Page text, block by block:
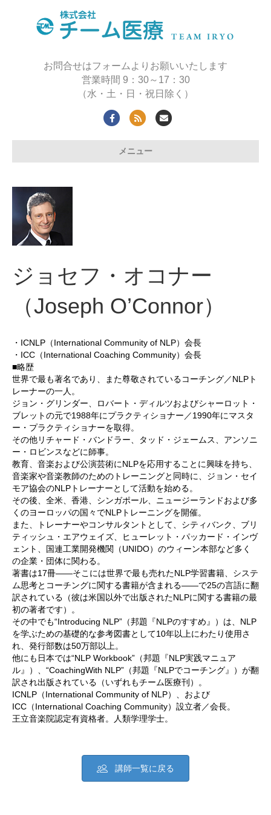
お問合せはフォームよりお願いいたします
営業時間 9：30～17：30
（水・土・日・祝日除く）
Facebook
Rss Email
メニュー
ジョセフ・オコナー
（Joseph O’Connor）
・ICNLP（International Community of NLP）会長
・ICC（International Coaching Community）会長
■略歴
世界で最も著名であり、また尊敬されているコーチング／NLPト
レーナーの一人。
ジョン・グリンダー、ロバート・ディルツおよびシャーロット・
ブレットの元で1988年にプラクティショナー／1990年にマスタ
ー・プラクティショナーを取得。
その他リチャード・バンドラー、タッド・ジェームス、アンソニ
ー・ロビンスなどに師事。
教育、音楽および公演芸術にNLPを応用することに興味を持ち、
音楽家や音楽教師のためのトレーニングと同時に、ジョン・セイ
モア協会のNLPトレーナーとして活動を始める。
その後、全米、香港、シンガポール、ニュージーランドおよび多
くのヨーロッパの国々でNLPトレーニングを開催。
また、トレーナーやコンサルタントとして、シティバンク、ブリ
ティッシュ・エアウェイズ、ヒューレット・パッカード・インヴ
ェント、国連工業開発機関（UNIDO）のウィーン本部など多く
の企業・団体に関わる。
著書は17冊――そこには世界で最も売れたNLP学習書籍、システ
ム思考とコーチングに関する書籍が含まれる――で25の言語に翻
訳されている（彼は米国以外で出版されたNLPに関する書籍の最
初の著者です）。
その中でも“Introducing NLP”（邦題『NLPのすすめ』）は、NLP
を学ぶための基礎的な参考図書として10年以上にわたり使用さ
れ、発行部数は50万部以上。
他にも日本では“NLP Workbook”（邦題『NLP実践マニュア
ル』）、“CoachingWith NLP”（邦題『NLPでコーチング』）が翻
訳され出版されている（いずれもチーム医療刊）。
ICNLP（International Community of NLP）、および
ICC（International Coaching Community）設立者／会長。
王立音楽院認定有資格者。人類学理学士。
講師一覧に戻る